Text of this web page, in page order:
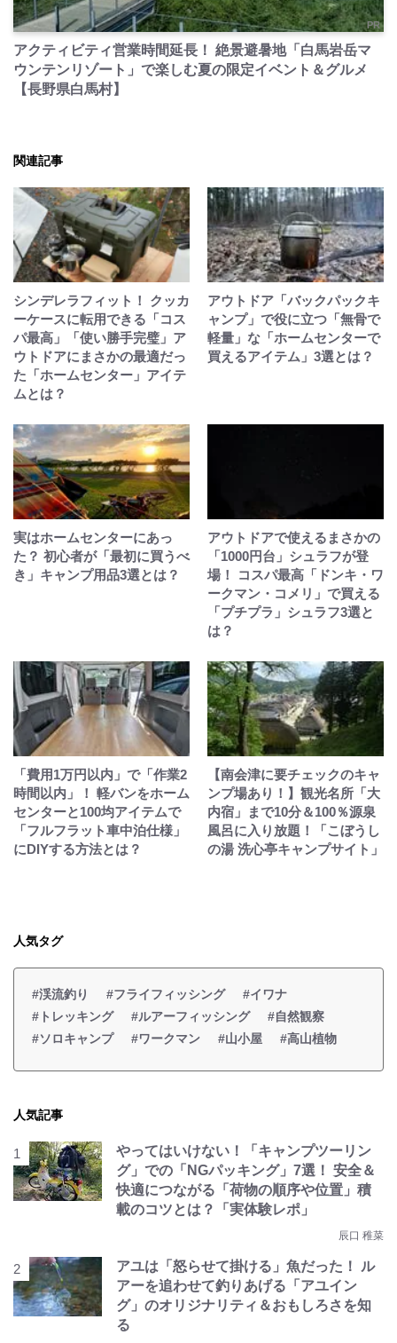
PR
アクティビティ営業時間延長！ 絶景避暑地「白馬岩岳マ
ウンテンリゾート」で楽しむ夏の限定イベント＆グルメ
【長野県白馬村】
関連記事
シンデレラフィット！ クッカ
ーケースに転用できる「コス
パ最高」「使い勝手完璧」ア
ウトドアにまさかの最適だっ
た「ホームセンター」アイテ
ムとは？
アウトドア「バックパックキ
ャンプ」で役に立つ「無骨で
軽量」な「ホームセンターで
買えるアイテム」3選とは？
実はホームセンターにあっ
た？ 初心者が「最初に買うべ
き」キャンプ用品3選とは？
アウトドアで使えるまさかの
「1000円台」シュラフが登
場！ コスパ最高「ドンキ・ワ
ークマン・コメリ」で買える
「プチプラ」シュラフ3選と
は？
「費用1万円以内」で「作業2
時間以内」！ 軽バンをホーム
センターと100均アイテムで
「フルフラット車中泊仕様」
にDIYする方法とは？
【南会津に要チェックのキャ
ンプ場あり！】観光名所「大
内宿」まで10分＆100％源泉
風呂に入り放題！「こぼうし
の湯 洗心亭キャンプサイト」
人気タグ
#渓流釣り #フライフィッシング
#イワナ
#トレッキング
#ルアーフィッシング
#自然観察
#ソロキャンプ
#ワークマン #山小屋 #高山植物
人気記事
やってはいけない！「キャンプツーリン
グ」での「NGパッキング」7選！ 安全＆
快適につながる「荷物の順序や位置」積
載のコツとは？「実体験レポ」
辰口 稚菜
アユは「怒らせて掛ける」魚だった！ ル
アーを追わせて釣りあげる「アユイン
グ」のオリジナリティ＆おもしろさを知
る